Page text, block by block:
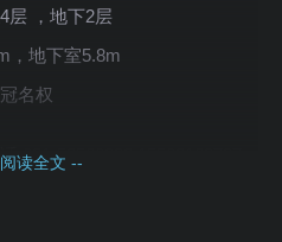
层 ，地下2层
，地下室5.8m
名权
:021-52560882,15502169737
读全文 --